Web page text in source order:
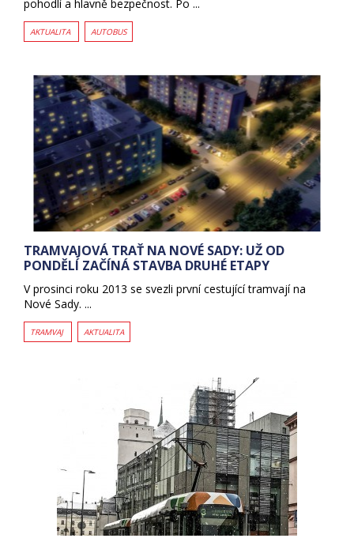
pohodlí a hlavně bezpečnost. Po ...
AKTUALITA AUTOBUS
TRAMVAJOVÁ TRAŤ NA NOVÉ SADY: UŽ OD
PONDĚLÍ ZAČÍNÁ STAVBA DRUHÉ ETAPY
V prosinci roku 2013 se svezli první cestující tramvají na
Nové Sady. ...
TRAMVAJ AKTUALITA